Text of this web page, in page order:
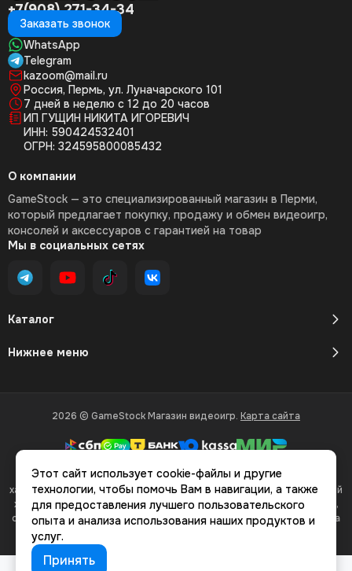
+7(908) 271-34-34
Заказать звонок
WhatsApp
Telegram
kazoom@mail.ru
Россия, Пермь, ул. Луначарского 101
7 дней в неделю с 12 до 20 часов
ИП ГУЩИН НИКИТА ИГОРЕВИЧ
ИНН: 590424532401
ОГРН: 324595800085432
Каталог
Нижнее меню
О компании
GameStock — это специализированный магазин в Перми,
который предлагает покупку, продажу и обмен видеоигр,
консолей и аксессуаров с гарантией на товар
Мы в социальных сетях
2026 © GameStock Магазин видеоигр. Карта сайта
Вся представленная на сайте информация, касающаяся
характеристик, стоимости товаров и услуг, носит информационный
характер и ни при каких условиях не является публичной офертой,
определяемой положениями Статьи 437(2) Гражданского кодекса
Этот сайт использует cookie-файлы и другие
технологии, чтобы помочь Вам в навигации, а также
для предоставления лучшего пользовательского
опыта и анализа использования наших продуктов и
услуг.
Принять